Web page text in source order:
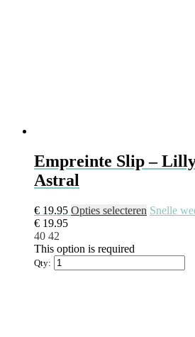
Empreinte Slip –
Astral
€ 19.95 Opties selecteren Snelle
€ 19.95
40 42
This option is required
Qty: